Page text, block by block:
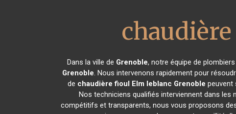
Dans la ville de Grenoble, notre équipe de
Grenoble. Nous intervenons rapidement pour
de chaudière fioul Elm leblanc Grenoble peuvent
Nos techniciens qualifiés interviennent dans les
compétitifs et transparents, nous vous proposons